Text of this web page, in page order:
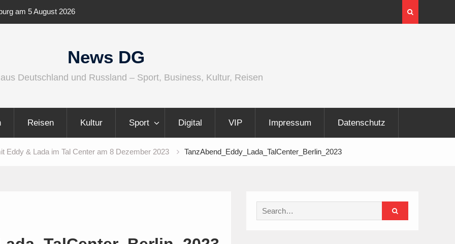
am 5 August 2026
vielfältiger
News DG
Deutschland und Russland – Sport, Business, Kultur, Reisen
Reisen Kultur Sport Digital VIP Impressum Datenschutz
Eddy & Lada im Tal Center am 8 Dezember 2023 TanzAbend_Eddy_Lada_TalCenter_Berlin_2023
Search
for: